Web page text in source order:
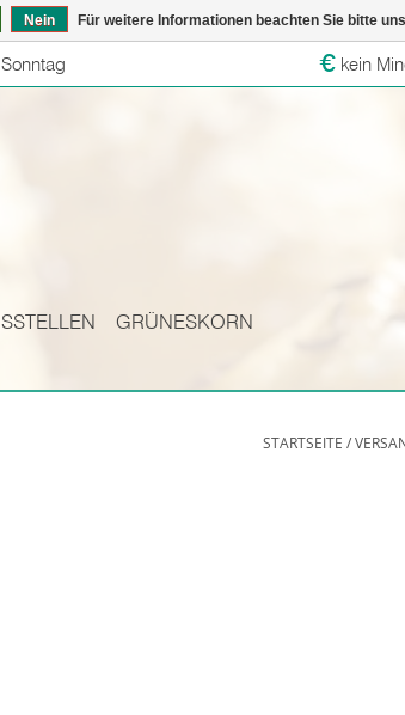
kein
GRÜNESKORN
STARTSEITE /
Nein Für weitere Informationen beachten Sie bitte